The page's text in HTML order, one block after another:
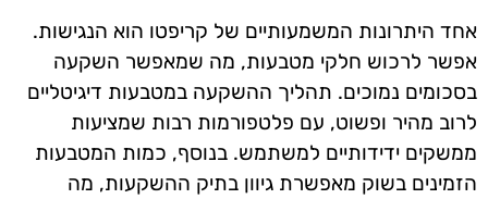
אחד היתרונות המשמעותיים של קריפטו הוא הנגישות.
אפשר לרכוש חלקי מטבעות, מה שמאפשר השקעה
בסכומים נמוכים. תהליך ההשקעה במטבעות דיגיטליים
לרוב מהיר ופשוט, עם פלטפורמות רבות שמציעות
ממשקים ידידותיים למשתמש. בנוסף, כמות המטבעות
הזמינים בשוק מאפשרת גיוון בתיק ההשקעות, מה